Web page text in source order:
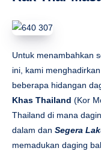
Untuk menambahkan
ini, kami
beberapa hidangan
Khas Thailand (Kor
Thailand di mana
dalam dan Segera
memadukan daging